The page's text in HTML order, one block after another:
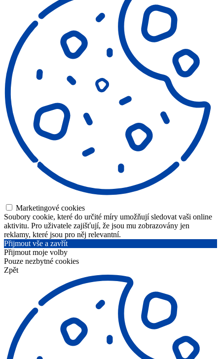
Marketingové cookies
Soubory cookie, které do určité míry umožňují sledovat vaši online
aktivitu. Pro uživatele zajišťují, že jsou mu zobrazovány jen
reklamy, které jsou pro něj relevantní.
Přijmout vše a zavřít
Přijmout moje volby
Pouze nezbytné cookies
Zpět